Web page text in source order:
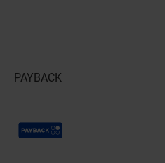
PAYBACK
Payback Punkte